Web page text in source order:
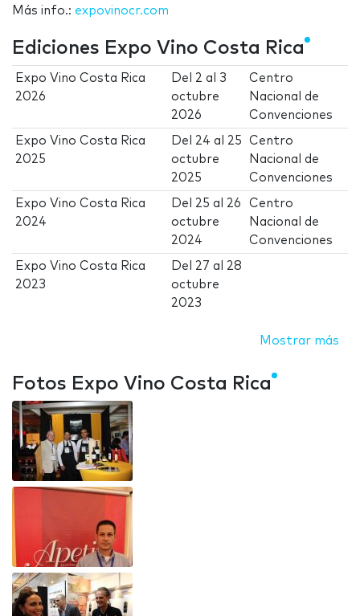
Más info.: expovinocr.com
Ediciones Expo Vino Costa Rica
Expo Vino Costa Rica
2026
Del 2 al 3
octubre
2026
Centro
Nacional de
Convenciones
Expo Vino Costa Rica
2025
Del 24 al 25
octubre
2025
Centro
Nacional de
Convenciones
Expo Vino Costa Rica
2024
Del 25 al 26
octubre
2024
Centro
Nacional de
Convenciones
Expo Vino Costa Rica
2023
Del 27 al 28
octubre
2023
Mostrar más
Fotos Expo Vino Costa Rica